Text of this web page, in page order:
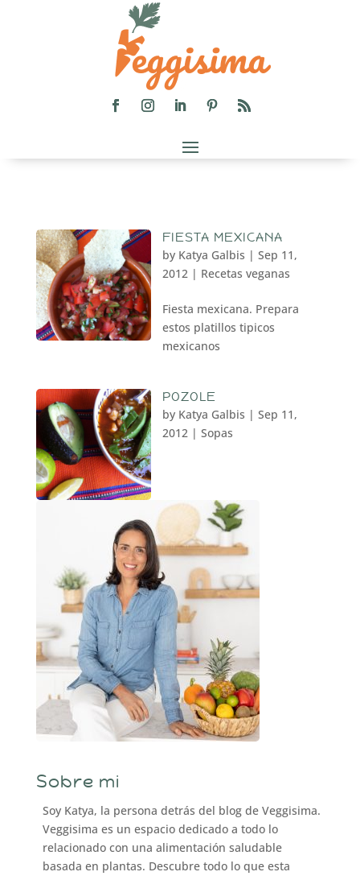
FIESTA MEXICANA
by Katya Galbis |Sep 11,
2012 | Recetas veganas
Fiesta mexicana. Prepara
estos platillos tipicos
mexicanos
POZOLE
by Katya Galbis |Sep 11,
2012 |Sopas
Sobre mi
Soy Katya, la persona detrás del blog de Veggisima.
Veggisima es un espacio dedicado a todo lo
relacionado con una alimentación saludable
basada en plantas. Descubre todo lo que esta